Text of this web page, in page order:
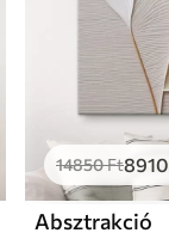
14850Ft8910
Absztrakció